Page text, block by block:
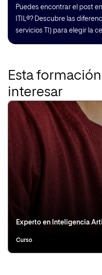
Puedes encontrar el post
ITIL®? Descubre las
servicios TI) para elegir la
Esta
interesar
Experto en Inteligencia
Curso